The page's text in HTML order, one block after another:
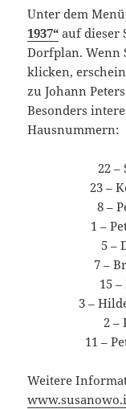
Unter dem
1937“ auf dieser
Dorfplan. Wenn
klicken,
zu Johann
Besonders
Hausnummern:
22 –
23 –
8 –
1 –
5 –
7 –
15
3 –
2 –
11 –
Weitere